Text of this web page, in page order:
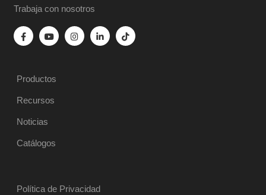
Trabaja con nosotros
Productos
Recursos
Noticias
Catálogos
Política de Privacidad